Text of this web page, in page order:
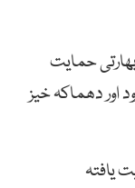
حمایت
اور دھماکہ خیز
یافتہ